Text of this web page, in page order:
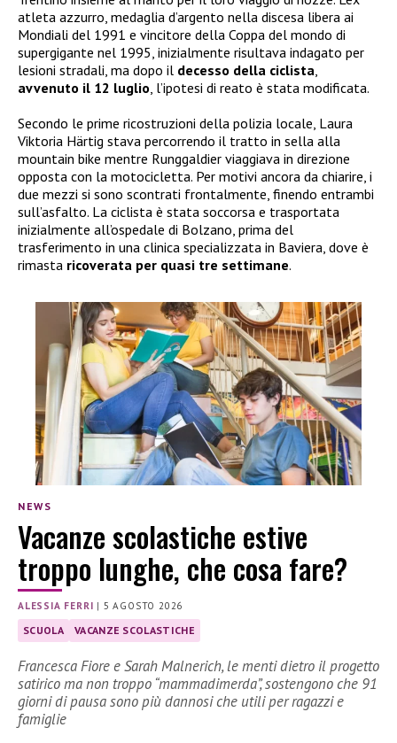
atleta azzurro, medaglia d’argento nella discesa libera ai
Mondiali del 1991 e vincitore della Coppa del mondo di
supergigante nel 1995, inizialmente risultava indagato per
lesioni stradali, ma dopo il decesso della ciclista
avvenuto il 12 luglio , l’ipotesi di reato è stata modificata.
Secondo le prime ricostruzioni della polizia locale, Laura
Viktoria Härtig stava percorrendo il tratto in sella alla
mountain bike mentre Runggaldier viaggiava in direzione
opposta con la motocicletta. Per motivi ancora da chiarire, i
due mezzi si sono scontrati frontalmente, finendo entrambi
sull’asfalto. La ciclista è stata soccorsa e trasportata
inizialmente all’ospedale di Bolzano, prima del
trasferimento in una clinica specializzata in Baviera, dove è
rimasta ricoverata per quasi tre settimane.
NEWS
Vacanze scolastiche estive
troppo lunghe, che cosa fare?
ALESSIA FERRI | 5 AGOSTO 2026
SCUOLA VACANZE SCOLASTICHE
Francesca Fiore e Sarah Malnerich, le menti dietro il progetto
satirico ma non troppo “mammadimerda”, sostengono che 91
giorni di pausa sono più dannosi che utili per ragazzi e
famiglie